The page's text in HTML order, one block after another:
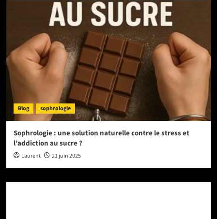
Blog sophrologie
Sophrologie : une solution naturelle contre le stress et
l’addiction au sucre ?
Laurent 21 juin 2025